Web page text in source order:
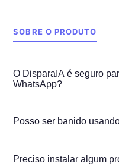
SOBRE O PRODUTO
O DisparaIA é seguro
WhatsApp?
Posso ser banido
Preciso instalar algum